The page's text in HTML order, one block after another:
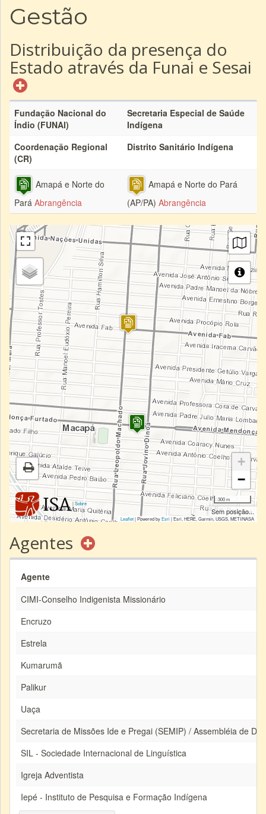
Gestão
Distribuição da presença do
Estado através da Funai e Sesai
Fundação Nacional do
Índio (FUNAI)
Secretaria Especial de Saúde
Indígena
Coordenação Regional
(CR)
Distrito Sanitário Indígena
Amapá e Norte do
Pará Abrangência
Amapá e Norte do Pará
(AP/PA) Abrangência
|Sobre
+
−
300 m
Sem posição...
Leaflet| Powered byEsri|Esri, HERE, Garmin, USGS, METI/NASA
Agentes
Agente
CIMI-Conselho Indigenista Missionário
Encruzo
Estrela
Kumarumã
Palikur
Uaça
Secretaria de Missões Ide e Pregai (SEMIP) / Assembléia de
SIL - Sociedade Internacional de Linguística
Igreja Adventista
Iepé - Instituto de Pesquisa e Formação Indígena